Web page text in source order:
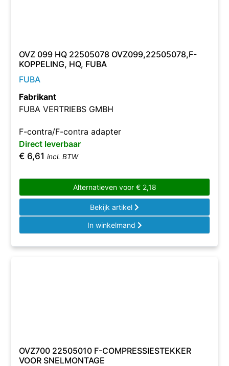
OVZ 099 HQ 22505078 OVZ099,22505078,F-
KOPPELING, HQ, FUBA
FUBA
Fabrikant
FUBA VERTRIEBS GMBH
F-contra/F-contra adapter
Direct leverbaar
€ 6,61 incl. BTW
Alternatieven voor €2,18
Bekijk artikel
In winkelmand
OVZ700 22505010 F-COMPRESSIESTEKKER
VOOR SNELMONTAGE